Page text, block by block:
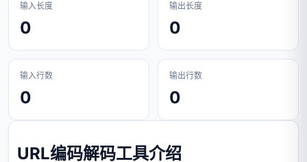
输入长度
0
输出长度
0
输入行数
0
输出行数
0
URL编码解码工具介绍